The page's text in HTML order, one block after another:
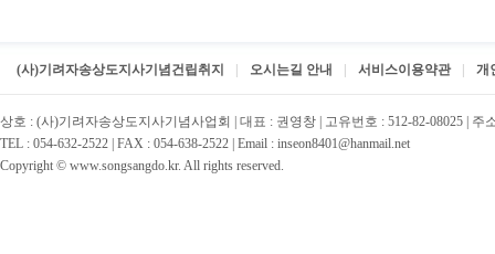
(사)기려자송상도지사기념건립취지 오시는길 안내 서비스이용약관 개
상호 : (사)기려자송상도지사기념사업회 | 대표 : 권영창 | 고유번호 : 512-82-08025 |
TEL : 054-632-2522 | FAX : 054-638-2522 | Email : inseon8401@hanmail.net
Copyright © www.songsangdo.kr. All rights reserved.